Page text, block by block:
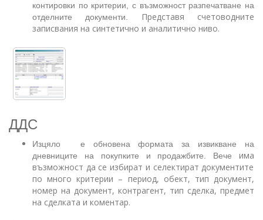
контировки по критерии, с възможност разпечатване на
отделните документи. Представя счетоводните
записвания на синтетично и аналитично ниво.
ДДС
Изцяло е обновена формата за извикване на
дневниците на покупките и продажбите. Вече
има
възможност да се избират и селектират документите
по много критерии – период, обект, тип документ,
номер на документ, контрагент, тип сделка, предмет
на сделката и коментар.